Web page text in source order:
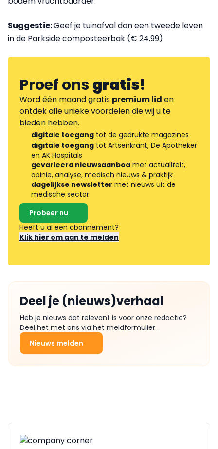
Suggestie:Geef je tuinafval dan een tweede leven
in de Parkside composteerbak (€ 24,99)
Proef onsgratis!
Word één maand gratis premium lid en
ontdek alle unieke voordelen die wij u te
bieden hebben.
digitale toegang tot de gedrukte magazines
digitale toegang tot Artsenkrant, De Apotheker
en AK Hospitals
gevarieerd nieuwsaanbod met actualiteit,
opinie, analyse, medisch nieuws & praktijk
dagelijkse newsletter met nieuws uit de
medische sector
Probeer nu
Heeft u al een abonnement?
Klik hier om aan te melden
Deel je (nieuws)verhaal
Heb je nieuws dat relevant is voor onze redactie?
Deel het met ons via het meldformulier.
Nieuws melden